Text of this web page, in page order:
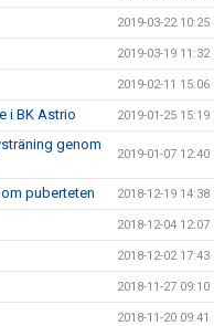
2019-03-22 10:25
2019-03-19 11:32
2019-02-11 15:06
i BK Astrio 2019-01-25 15:19
genom
2019-01-07 12:40
puberteten 2018-12-19 14:38
2018-12-04 12:07
2018-12-02 17:43
2018-11-27 09:10
2018-11-20 09:41